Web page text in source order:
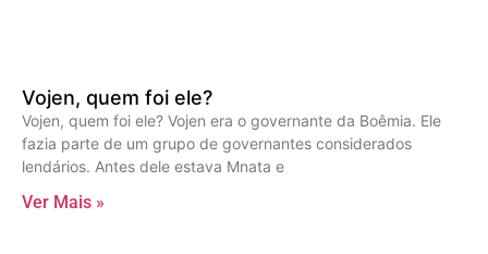
Vojen, quem foi ele?
Vojen, quem foi ele? Vojen era o governante da Boêmia. Ele
fazia parte de um grupo de governantes considerados
lendários. Antes dele estava Mnata e
Ver Mais »